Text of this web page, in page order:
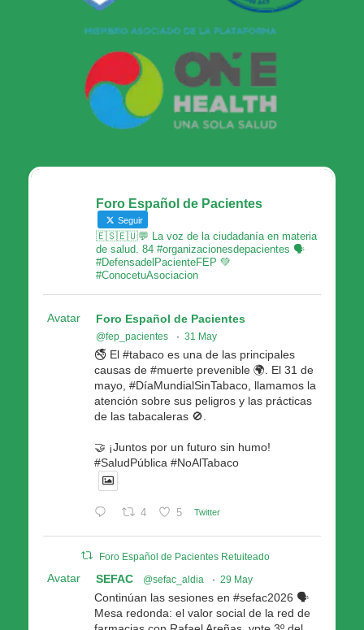
Foro Español de Pacientes
Seguir
🇪🇸🇪🇺💬 La voz de la ciudadanía en materia
de salud. 84 #organizacionesdepacientes 🗣
#DefensadelPacienteFEP 💚
#ConocetuAsociacion
Avatar Foro Español de Pacientes
@fep_pacientes · 31 May
🚭 El #tabaco es una de las principales
causas de #muerte prevenible 🌍. El 31 de
mayo, #DíaMundialSinTabaco, llamamos la
atención sobre sus peligros y las prácticas
de las tabacaleras 🚫.
🤝 ¡Juntos por un futuro sin humo!
#SaludPública #NoAlTabaco
4 5 Twitter
Foro Español de Pacientes Retuiteado
Avatar SEFAC @sefac_aldia · 29 May
Continúan las sesiones en #sefac2026 🗣️
Mesa redonda: el valor social de la red de